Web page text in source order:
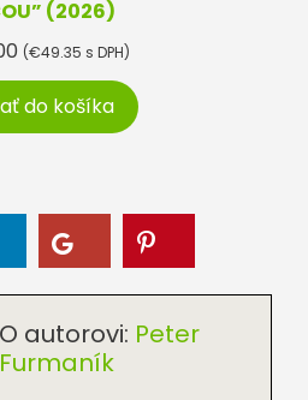
(2026)
(€49.35 s DPH)
do košíka
O autorovi: Peter
Furmaník